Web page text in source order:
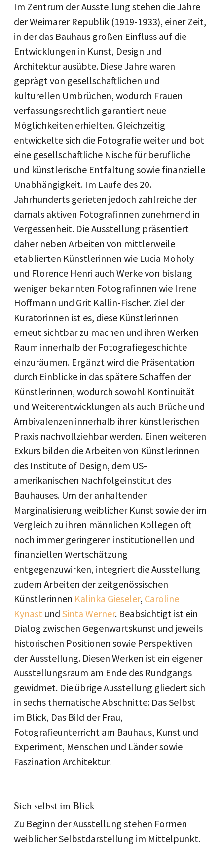
Im Zentrum der Ausstellung stehen die Jahre
der Weimarer Republik (1919-1933), einer Zeit,
in der das Bauhaus großen Einfluss auf die
Entwicklungen in Kunst, Design und
Architektur ausübte. Diese Jahre waren
geprägt von gesellschaftlichen und
kulturellen Umbrüchen, wodurch Frauen
verfassungsrechtlich garantiert neue
Möglichkeiten erhielten. Gleichzeitig
entwickelte sich die Fotografie weiter und bot
eine gesellschaftliche Nische für berufliche
und künstlerische Entfaltung sowie finanzielle
Unabhängigkeit. Im Laufe des 20.
Jahrhunderts gerieten jedoch zahlreiche der
damals aktiven Fotografinnen zunehmend in
Vergessenheit. Die Ausstellung präsentiert
daher neben Arbeiten von mittlerweile
etablierten Künstlerinnen wie Lucia Moholy
und Florence Henri auch Werke von bislang
weniger bekannten Fotografinnen wie Irene
Hoffmann und Grit Kallin-Fischer. Ziel der
Kuratorinnen ist es, diese Künstlerinnen
erneut sichtbar zu machen und ihren Werken
Raum innerhalb der Fotografiegeschichte
einzuräumen. Ergänzt wird die Präsentation
durch Einblicke in das spätere Schaffen der
Künstlerinnen, wodurch sowohl Kontinuität
und Weiterentwicklungen als auch Brüche und
Ambivalenzen innerhalb ihrer künstlerischen
Praxis nachvollziehbar werden. Einen weiteren
Exkurs bilden die Arbeiten von Künstlerinnen
des Institute of Design, dem US-
amerikanischen Nachfolgeinstitut des
Bauhauses. Um der anhaltenden
Marginalisierung weiblicher Kunst sowie der im
Vergleich zu ihren männlichen Kollegen oft
noch immer geringeren institutionellen und
finanziellen Wertschätzung
entgegenzuwirken, integriert die Ausstellung
zudem Arbeiten der zeitgenössischen
Künstlerinnen Kalinka Gieseler, Caroline
Kynast und Sinta Werner. Beabsichtigt ist ein
Dialog zwischen Gegenwartskunst und jeweils
historischen Positionen sowie Perspektiven
der Ausstellung. Diesen Werken ist ein eigener
Ausstellungsraum am Ende des Rundgangs
gewidmet. Die übrige Ausstellung gliedert sich
in sechs thematische Abschnitte: Das Selbst
im Blick, Das Bild der Frau,
Fotografieunterricht am Bauhaus, Kunst und
Experiment, Menschen und Länder sowie
Faszination Architektur.
Sich selbst im Blick
Zu Beginn der Ausstellung stehen Formen
weiblicher Selbstdarstellung im Mittelpunkt.